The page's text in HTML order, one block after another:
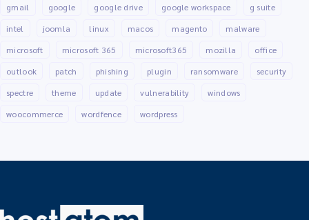
gmail
google google drive google workspace
g suite
intel
joomla linux macos magento
malware
microsoft
microsoft 365 microsoft365 mozilla
office
outlook
patch phishing plugin ransomware
security
spectre
theme update vulnerability
windows
woocommerce
wordfence wordpress